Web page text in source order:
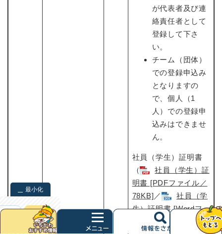
が代表者及び連
絡責任者として
登録して下さ
い。
チーム（団体）
での登録申込み
となりますの
で、個人（1
人）での登録申
込みはできませ
ん。
社員（学生）証明書
（
社員（学生）証
明書 [PDFファイル／
78KB] ​／
社員（学
生）証明書​ [Wordフ
ァイル／31KB]
最小化
検索
クリア